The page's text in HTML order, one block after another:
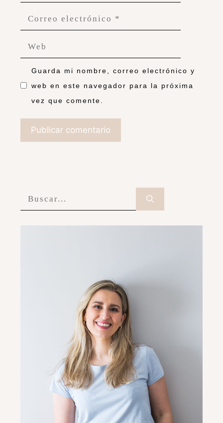
Guarda mi nombre, correo electrónico y
web en este navegador para la próxima
vez que comente.